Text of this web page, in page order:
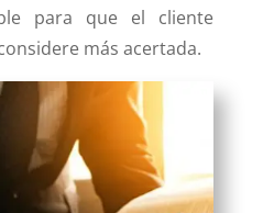
para que el cliente
más acertada.